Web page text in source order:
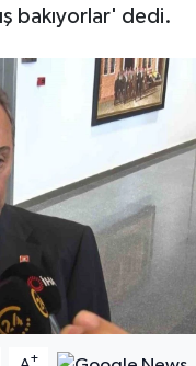
bakıyorlar' dedi.
+